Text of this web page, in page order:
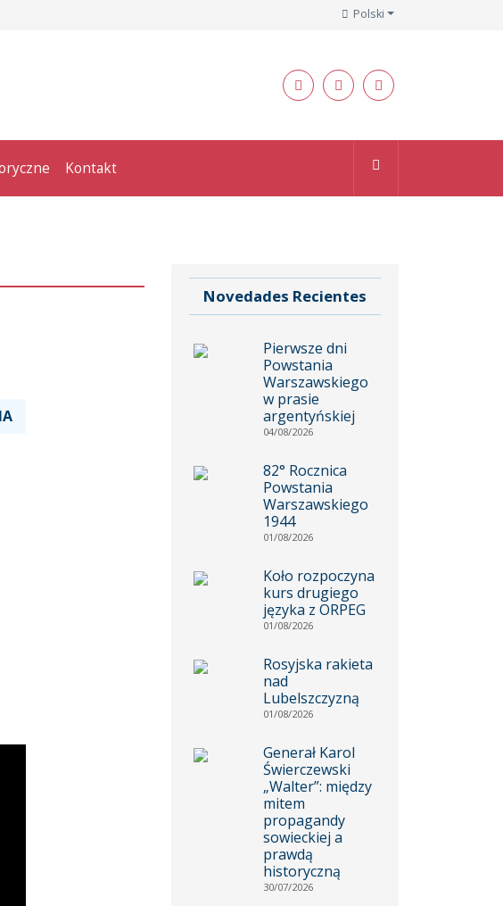
Polski
Kontakt
Novedades Recientes
Pierwsze dni
Powstania
Warszawskiego
w prasie
argentyńskiej
04/08/2026
82° Rocznica
Powstania
Warszawskiego
1944
01/08/2026
Koło rozpoczyna
kurs drugiego
języka z ORPEG
01/08/2026
Rosyjska rakieta
nad
Lubelszczyzną
01/08/2026
Generał Karol
Świerczewski
„Walter”: między
mitem
propagandy
sowieckiej a
prawdą
historyczną
30/07/2026